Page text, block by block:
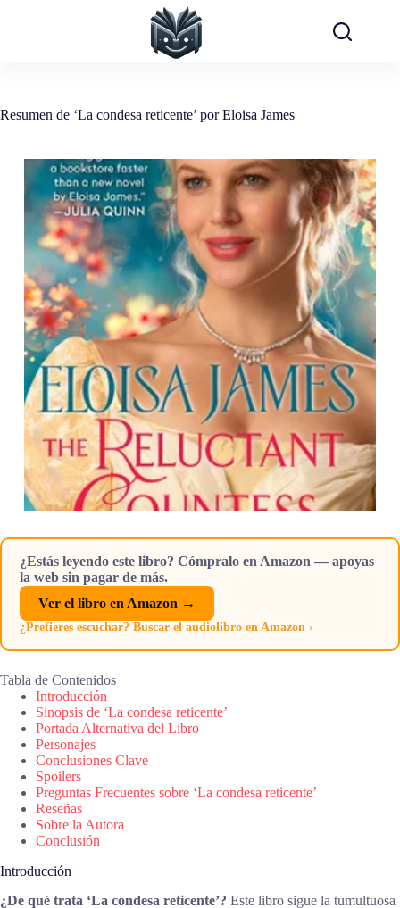
Resumen de ‘La condesa reticente’ por Eloisa James
¿Estás leyendo este libro? Cómpralo en Amazon — apoyas
la web sin pagar de más.
Ver el libro en Amazon →
¿Prefieres escuchar? Buscar el audiolibro en Amazon ›
Tabla de Contenidos
Introducción
Sinopsis de ‘La condesa reticente’
Portada Alternativa del Libro
Personajes
Conclusiones Clave
Spoilers
Preguntas Frecuentes sobre ‘La condesa reticente’
Reseñas
Sobre la Autora
Conclusión
Introducción
¿De qué trata ‘La condesa reticente’? Este libro sigue la tumultuosa